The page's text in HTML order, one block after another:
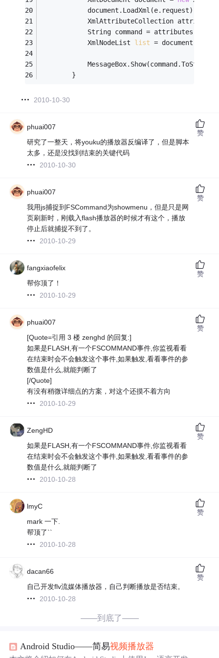
            document.LoadXml(e.request);
XmlAttributeCollection
            String command = attributes.Item(
            XmlNodeList
list =
        }
2010-10-30
phuai007
研究了一整天，将youku的播放器反编译了，但是脚本
太多，还是没找到结束的关键代码
2010-10-30
赞
phuai007
我用js捕捉到FSCommand为showmenu，但是只是网
页刷新时，刚载入flash播放器的时候才有这个，播放
停止后就捕捉不到了。
2010-10-29
赞
fangxiaofelix
帮你顶了！
2010-10-29
赞
phuai007
[Quote=引用 3 楼 zenghd 的回复:]
如果是FLASH,有一个FSCOMMAND事件,你监视看看
在结束时会不会触发这个事件,如果触发,看看事件的参
数值是什么,就能判断了
[/Quote]
有没有稍微详细点的方案，对这个还摸不着方向
2010-10-29
赞
ZengHD
如果是FLASH,有一个FSCOMMAND事件,你监视看看
在结束时会不会触发这个事件,如果触发,看看事件的参
数值是什么,就能判断了
2010-10-28
赞
lmyC
mark 一下.
帮顶了``
2010-10-28
赞
dacan66
自己开发flv流媒体播放器，自己判断播放是否结束。
2010-10-28
赞
——到底了——
Android Studio——简易视频播放器